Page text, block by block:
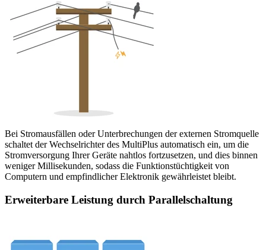
Bei Stromausfällen oder Unterbrechungen der externen Stromquelle
schaltet der Wechselrichter des MultiPlus automatisch ein, um die
Stromversorgung Ihrer Geräte nahtlos fortzusetzen, und dies binnen
weniger Millisekunden, sodass die Funktionstüchtigkeit von
Computern und empfindlicher Elektronik gewährleistet bleibt.
Erweiterbare Leistung durch Parallelschaltung